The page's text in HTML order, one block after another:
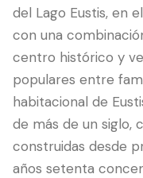
del Lago Eustis, en
con una
centro histórico y
populares entre
habitacional de
de más de un siglo,
construidas desde
años setenta